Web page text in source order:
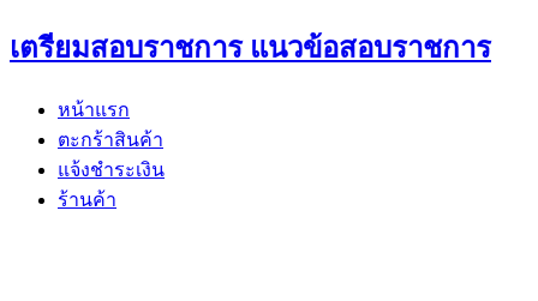
Skip
to
เตรียมสอบราชการ แนวข้อสอบราชการ
หน้าแรก
ตะกร้าสินค้า
แจ้งชำระเงิน
ร้านค้า